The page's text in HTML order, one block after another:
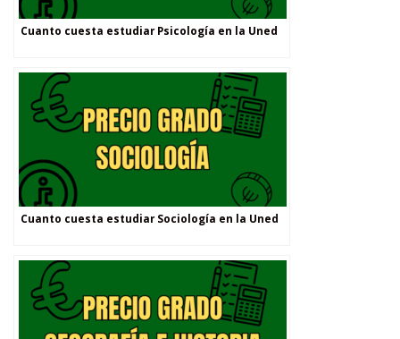
Cuanto cuesta estudiar Psicología en la Uned
Cuanto cuesta estudiar Sociología en la Uned